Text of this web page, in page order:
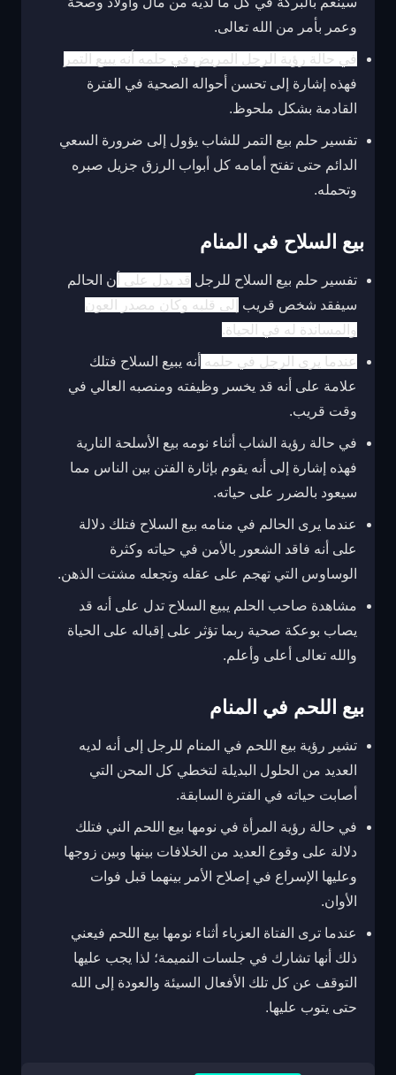
وعمر بأمر من الله تعالى.
في حالة رؤية الرجل المريض في حلمه أنه يبيع التمر
فهذه إشارة إلى تحسن أحواله الصحية في الفترة
القادمة بشكل ملحوظ.
تفسير حلم بيع التمر للشاب يؤول إلى ضرورة السعي
الدائم حتى تفتح أمامه كل أبواب الرزق جزيل صبره
وتحمله.
بيع السلاح في المنام
تفسير حلم بيع السلاح للرجل قد يدل على أ ن الحالم
سيفقد شخص قريب
إلى قلبه وكان مصدر العون
والمساندة له في الحياة.
عندما يرى الرجل في حلمه أنه يبيع السلاح فتلك
علامة على أنه قد يخسر وظيفته ومنصبه العالي في
وقت قريب.
في حالة رؤية الشاب أثناء نومه بيع الأسلحة النارية
فهذه إشارة إلى أنه يقوم بإثارة الفتن بين الناس مما
سيعود بالضرر على حياته.
عندما يرى الحالم في منامه بيع السلاح فتلك دلالة
على أنه فاقد الشعور بالأمن في حياته وكثرة
الوساوس التي تهجم على عقله وتجعله مشتت الذهن.
مشاهدة صاحب الحلم يبيع السلاح تدل على أنه قد
يصاب بوعكة صحية ربما تؤثر على إقباله على الحياة
والله تعالى أعلى وأعلم.
بيع اللحم في المنام
تشير رؤية بيع اللحم في المنام للرجل إلى أنه لديه
العديد من الحلول البديلة لتخطي كل المحن التي
أصابت حياته في الفترة السابقة.
في حالة رؤية المرأة في نومها بيع اللحم الني فتلك
دلالة على وقوع العديد من الخلافات بينها وبين زوجها
وعليها الإسراع في إصلاح الأمر بينهما قبل فوات
الأوان.
عندما ترى الفتاة العزباء أثناء نومها بيع اللحم فيعني
ذلك أنها تشارك في جلسات النميمة؛ لذا يجب عليها
التوقف عن كل تلك الأفعال السيئة والعودة إلى الله
حتى يتوب عليها.